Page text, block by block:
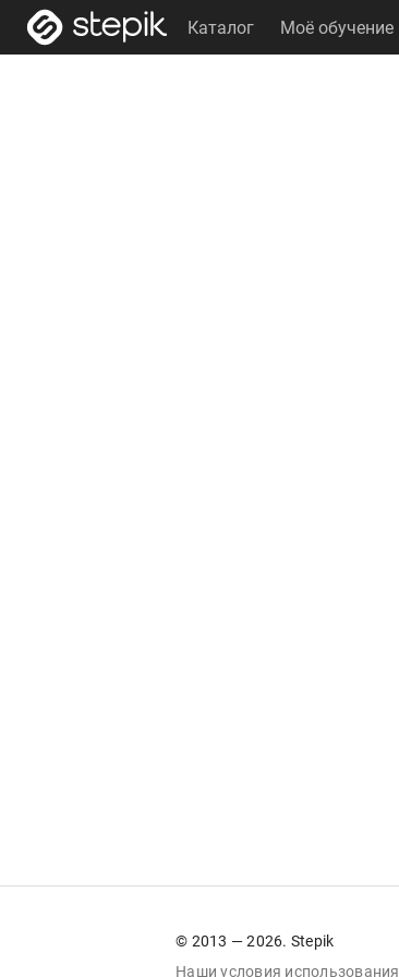
Каталог Моё обучение
© 2013 — 2026. Stepik
Наши условия использования